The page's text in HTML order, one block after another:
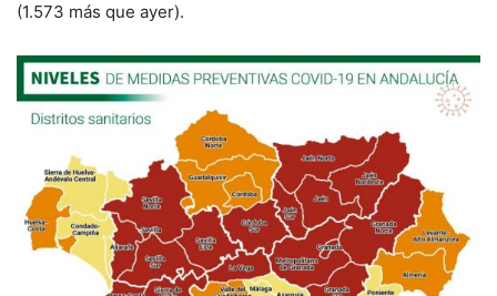
(1.573 más que ayer).